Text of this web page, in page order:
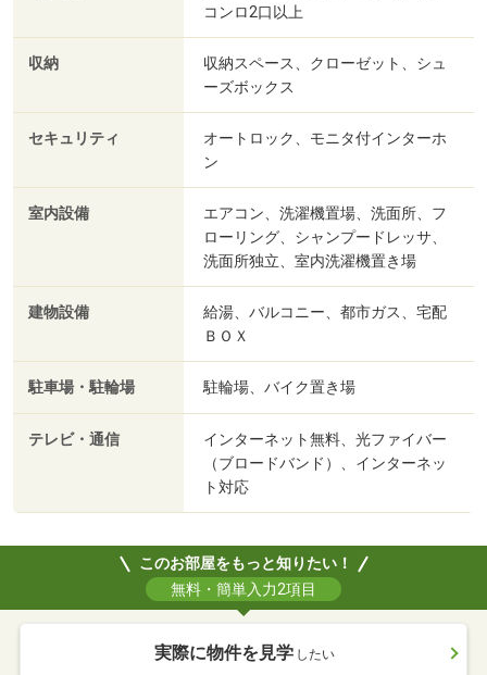
コンロ2口以上
収納
収納スペース、クローゼット、シュ
ーズボックス
セキュリティ
オートロック、モニタ付インターホ
ン
室内設備
エアコン、洗濯機置場、洗面所、フ
ローリング、シャンプードレッサ、
洗面所独立、室内洗濯機置き場
建物設備
給湯、バルコニー、都市ガス、宅配
ＢＯＸ
駐車場・駐輪場 駐輪場、バイク置き場
テレビ・通信
インターネット無料、光ファイバー
（ブロードバンド）、インターネッ
ト対応
このお部屋をもっと知りたい！
無料・簡単入力2項目
実際に物件を見学 したい